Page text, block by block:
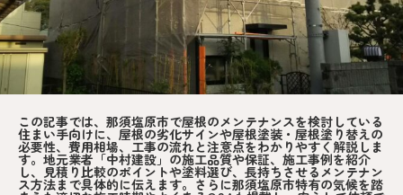
この記事では、那須塩原市で屋根のメンテナンスを検討している
住まい手向けに、屋根の劣化サインや屋根塗装・屋根塗り替えの
必要性、費用相場、工事の流れと注意点をわかりやすく解説しま
す。地元業者「中村建設」の施工品質や保証、施工事例を紹介
し、見積り比較のポイントや塗料選び、長持ちさせるメンテナン
ス方法まで具体的に伝えます。さらに那須塩原市特有の気候を踏